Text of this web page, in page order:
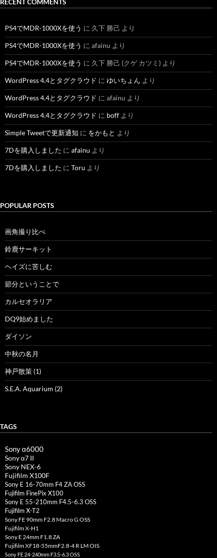
PS4でMDR-1000Xを使う に 久下 勝己 より
PS4でMDR-1000Xを使う に afainu より
PS4でMDR-1000Xを使う に 久下 勝己 (クゲ カツミ) より
WordPress 4.4とタグクラウド に ゆいちょん より
WordPress 4.4とタグクラウド に afainu より
WordPress 4.4とタグクラウド に boff より
Simple Tweetで更新通知 に をかもと より
7Dを購入しました に afainu より
7Dを購入しました に Toru より
POPULAR POSTS
画角撮り比べ
鈴鹿サーキット
ヘイズに苦しむ
節分ということで
カルセオラリア
DQ9始めました
ダイソン
中秋の名月
神戸散策 (1)
S.E.A. Aquarium (2)
TAGS
Sony α6000
Sony α7 II
Sony NEX-6
Fujifilm X100F
Sony E 16-70mm F4 ZA OSS
Fujifilm FinePix X100
Sony E 55-210mm F4.5-6.3 OSS
Fujifilm X-T2
Sony FE 90mm F2.8 Macro G OSS
Fujifilm X-H1
Sony E 24mm F1.8 ZA
Fujifilm XF18-55mmF2.8-4 R LM OIS
Sony FE 24-240mm F3.5-6.3 OSS